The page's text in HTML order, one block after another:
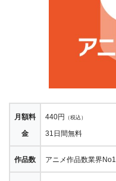
月額料
金
440円 （税込）
31日間無料
作品数 アニメ作品数業界No1